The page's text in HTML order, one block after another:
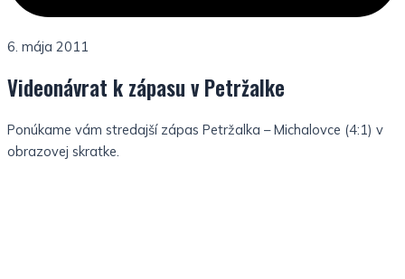
6. mája 2011
Videonávrat k zápasu v Petržalke
Ponúkame vám stredajší zápas Petržalka – Michalovce (4:1) v
obrazovej skratke.